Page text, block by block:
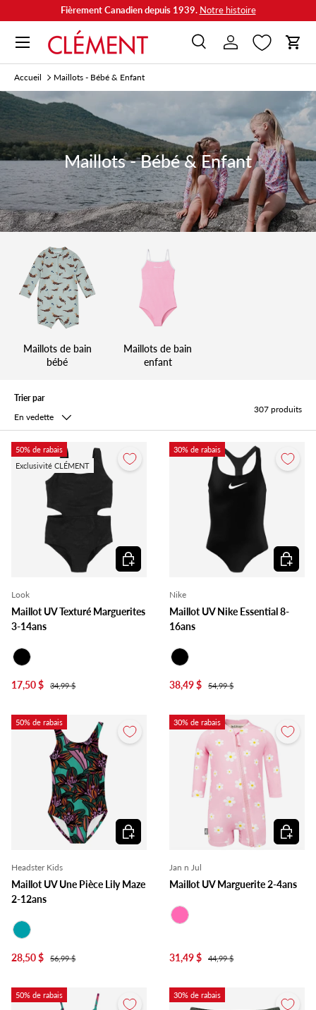
Aller au contenu
Fièrement Canadien depuis 1939. Notre histoire
Recherche
RechercheSe connecter
Accueil Maillots - Bébé & Enfant
Maillots - Bébé & Enfant
Maillots de bain
bébé
Maillots de bain
enfant
Trier par
En vedette
307 produits
50% de rabais
Exclusivité CLÉMENT
Look
Maillot UV Texturé Marguerites
3-14ans
17,50 $
34,99 $
Choisir les options
30% de rabais
Nike
Maillot UV Nike Essential 8-
16ans
38,49 $
54,99 $
Choisir
50% de rabais
Headster Kids
Maillot UV Une Pièce Lily Maze
2-12ans
28,50 $
56,99 $
Choisir les options
30% de rabais
Jan n Jul
Maillot UV Marguerite 2-4ans
31,49 $ 44,99 $
Choisir
50% de rabais 30% de rabais